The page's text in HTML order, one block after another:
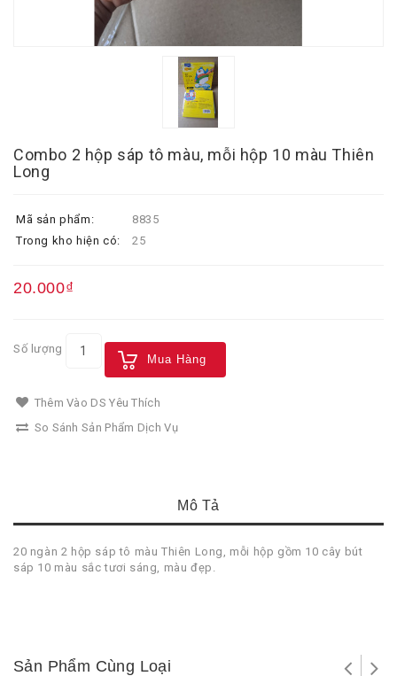
Combo 2 hộp sáp tô màu, mỗi hộp 10 màu Thiên
Long
Mã sản phẩm:
8835
Trong kho hiện có:
25
20.000₫
Số lượng
Mua Hàng
Thêm Vào DS Yêu Thích
So Sánh Sản Phẩm Dịch Vụ
Mô Tả
20 ngàn 2 hộp sáp tô màu Thiên Long, mỗi hộp gồm 10 cây bút
sáp 10 màu sắc tươi sáng, màu đẹp.
Sản Phẩm Cùng Loại